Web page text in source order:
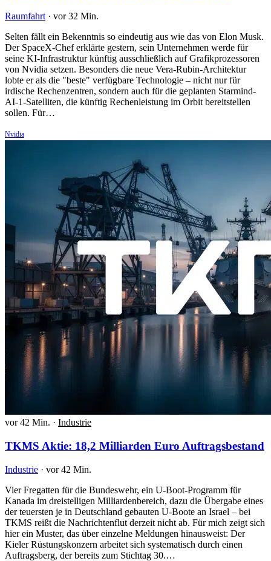
Raumfahrt · vor 32 Min.
Selten fällt ein Bekenntnis so eindeutig aus wie das von Elon Musk.
Der SpaceX-Chef erklärte gestern, sein Unternehmen werde für
seine KI-Infrastruktur künftig ausschließlich auf Grafikprozessoren
von Nvidia setzen. Besonders die neue Vera-Rubin-Architektur
lobte er als die "beste" verfügbare Technologie – nicht nur für
irdische Rechenzentren, sondern auch für die geplanten Starmind-
AI-1-Satelliten, die künftig Rechenleistung im Orbit bereitstellen
sollen. Für…
Nvidia
vor 42 Min. · Industrie
TKMS Aktie: 18,2 Milliarden Euro Auftragsbestand
Industrie · vor 42 Min.
Vier Fregatten für die Bundeswehr, ein U-Boot-Programm für
Kanada im dreistelligen Milliardenbereich, dazu die Übergabe eines
der teuersten je in Deutschland gebauten U-Boote an Israel – bei
TKMS reißt die Nachrichtenflut derzeit nicht ab. Für mich zeigt sich
hier ein Muster, das über einzelne Meldungen hinausweist: Der
Kieler Rüstungskonzern arbeitet sich systematisch durch einen
Auftragsberg, der bereits zum Stichtag 30.…